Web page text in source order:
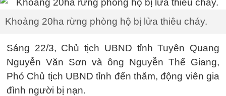
Khoảng 20ha rừng phòng hộ bị lửa thiêu cháy.
Sáng 22/3, Chủ tịch UBND tỉnh Tuyên Quang
Nguyễn Văn Sơn và ông Nguyễn Thế Giang,
Phó Chủ tịch UBND tỉnh đến thăm, động viên gia
đình người bị nạn.